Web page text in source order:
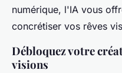
numérique, l'IA vous
concrétiser vos rêves
Débloquez votre
visions